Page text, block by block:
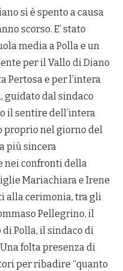
si è spento a causa
scorso. E’ stato
media a Polla e un
per il Vallo di Diano
Pertosa e per l’intera
guidato dal sindaco
il sentire dell’intera
proprio nel giorno del
più sincera
nei confronti della
Mariachiara e Irene
alla cerimonia, tra gli
Pellegrino, il
Polla, il sindaco di
folta presenza di
per ribadire “quanto